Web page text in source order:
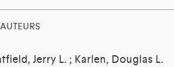
AUTEURS
Jerry L. ; Karlen, Douglas L.